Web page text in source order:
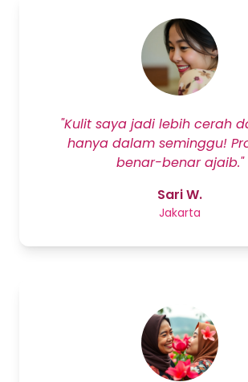
"Kulit saya jadi lebih cerah
hanya dalam seminggu!
benar-benar ajaib."
Sari W.
Jakarta